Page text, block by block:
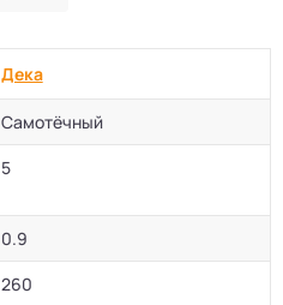
Дека
Самотёчный
5
0.9
260